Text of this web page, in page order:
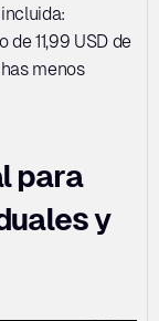
11,99 USD de
menos
para
y